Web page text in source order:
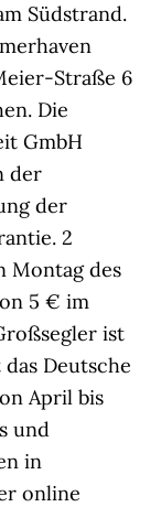
Südstrand.
Straße 6
Die
GmbH
der
der
2
Montag des
5 € im
ist
Deutsche
April bis
und
in
online